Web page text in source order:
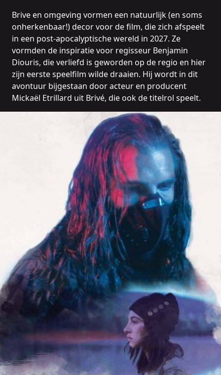
Brive en omgeving vormen een natuurlijk (en soms
onherkenbaar!) decor voor de film, die zich afspeelt
in een post-apocalyptische wereld in 2027. Ze
vormden de inspiratie voor regisseur Benjamin
Diouris, die verliefd is geworden op de regio en hier
zijn eerste speelfilm wilde draaien. Hij wordt in dit
avontuur bijgestaan door acteur en producent
Mickaël Etrillard uit Brivé, die ook de titelrol speelt.